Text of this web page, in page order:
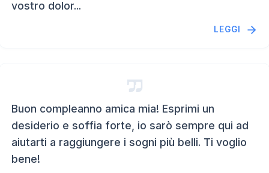
vostro dolor...
LEGGI
Buon compleanno amica mia! Esprimi un
desiderio e soffia forte, io sarò sempre qui ad
aiutarti a raggiungere i sogni più belli. Ti voglio
bene!